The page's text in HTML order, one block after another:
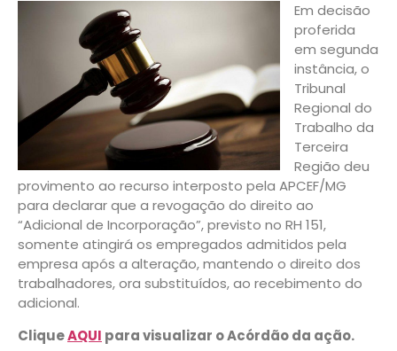
Em decisão
proferida
em segunda
instância, o
Tribunal
Regional do
Trabalho da
Terceira
Região deu
provimento ao recurso interposto pela APCEF/MG
para declarar que a revogação do direito ao
“Adicional de Incorporação”, previsto no RH 151,
somente atingirá os empregados admitidos pela
empresa após a alteração, mantendo o direito dos
trabalhadores, ora substituídos, ao recebimento do
adicional.
CliqueAQUI para visualizar o Acórdão da ação.